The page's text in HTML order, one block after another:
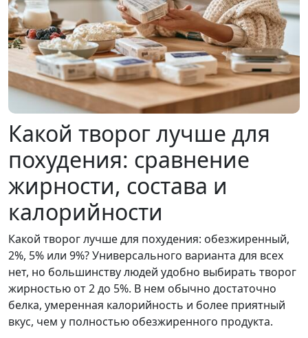
Какой творог лучше для
похудения: сравнение
жирности, состава и
калорийности
Какой творог лучше для похудения: обезжиренный,
2%, 5% или 9%? Универсального варианта для всех
нет, но большинству людей удобно выбирать творог
жирностью от 2 до 5%. В нем обычно достаточно
белка, умеренная калорийность и более приятный
вкус, чем у полностью обезжиренного продукта.